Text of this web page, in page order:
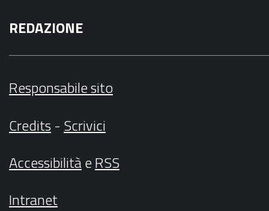
REDAZIONE
Responsabile sito
Credits- Scrivici
AccessibilitàeRSS
Intranet